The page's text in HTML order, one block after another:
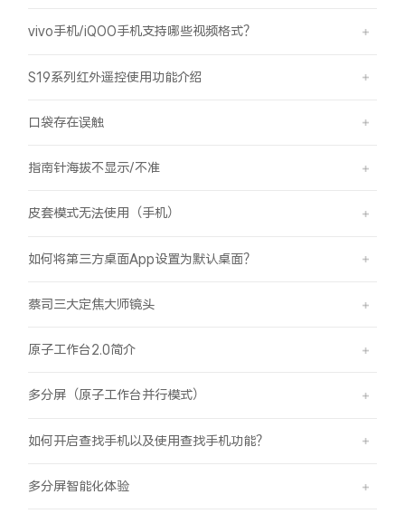
vivo手机/iQOO手机支持哪些视频格式？
S19系列红外遥控使用功能介绍
口袋存在误触
指南针海拔不显示/不准
皮套模式无法使用（手机）
如何将第三方桌面App设置为默认桌面？
蔡司三大定焦大师镜头
原子工作台2.0简介
多分屏（原子工作台并行模式）
如何开启查找手机以及使用查找手机功能？
多分屏智能化体验